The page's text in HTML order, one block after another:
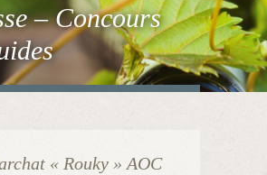
– Concours
« Rouky » AOC